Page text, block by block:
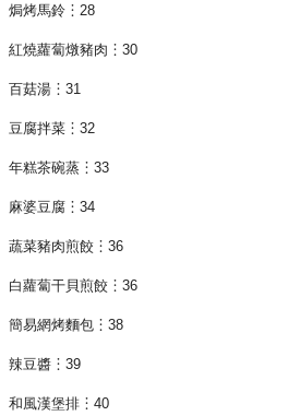
焗烤馬鈴︙28
紅燒蘿蔔燉豬肉︙30
百菇湯︙31
豆腐拌菜︙32
年糕茶碗蒸︙33
麻婆豆腐︙34
蔬菜豬肉煎餃︙36
白蘿蔔干貝煎餃︙36
簡易網烤麵包︙38
辣豆醬︙39
和風漢堡排︙40